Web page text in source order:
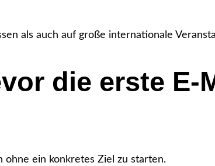
als auch auf große internationale
die erste E-
ohne ein konkretes Ziel zu starten.